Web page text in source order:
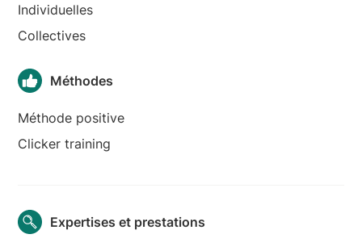
Individuelles
Collectives
Méthodes
Méthode positive
Clicker training
Expertises et prestations